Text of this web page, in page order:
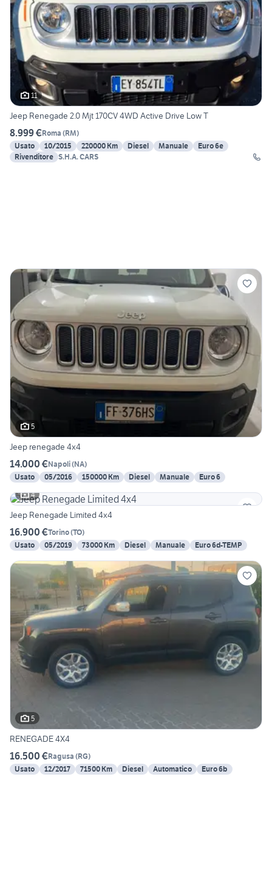
11
Jeep Renegade 2.0 Mjt 170CV 4WD Active Drive Low T
8.999 €Roma (RM)
Usato
10/2015 220000 Km Diesel Manuale
Euro 6e
Rivenditore S.H.A. CARS
5
Jeep renegade 4x4
14.000 €Napoli(NA)
Usato
05/2016 150000 Km Diesel Manuale
Euro 6
4
Jeep Renegade Limited 4x4
16.900 €Torino(TO)
Usato
05/2019 73000 Km Diesel Manuale Euro 6d-TEMP
5
RENEGADE 4X4
16.500 €Ragusa (RG)
Usato
12/2017 71500 Km Diesel Automatico Euro 6b